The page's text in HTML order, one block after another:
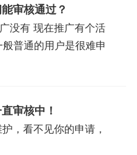
审核通过？
没有 现在推广有个活
普通的用户是很难申
审核中！
，看不见你的申请，